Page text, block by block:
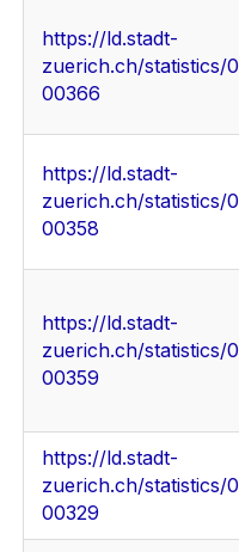
https://ld.stadt-
zuerich.ch/statistics/0
00366
https://ld.stadt-
zuerich.ch/statistics/0
00358
https://ld.stadt-
zuerich.ch/statistics/0
00359
https://ld.stadt-
zuerich.ch/statistics/0
00329